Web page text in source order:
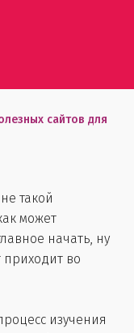
сайтов для
такой
может
начать, ну
приходит во
изучения